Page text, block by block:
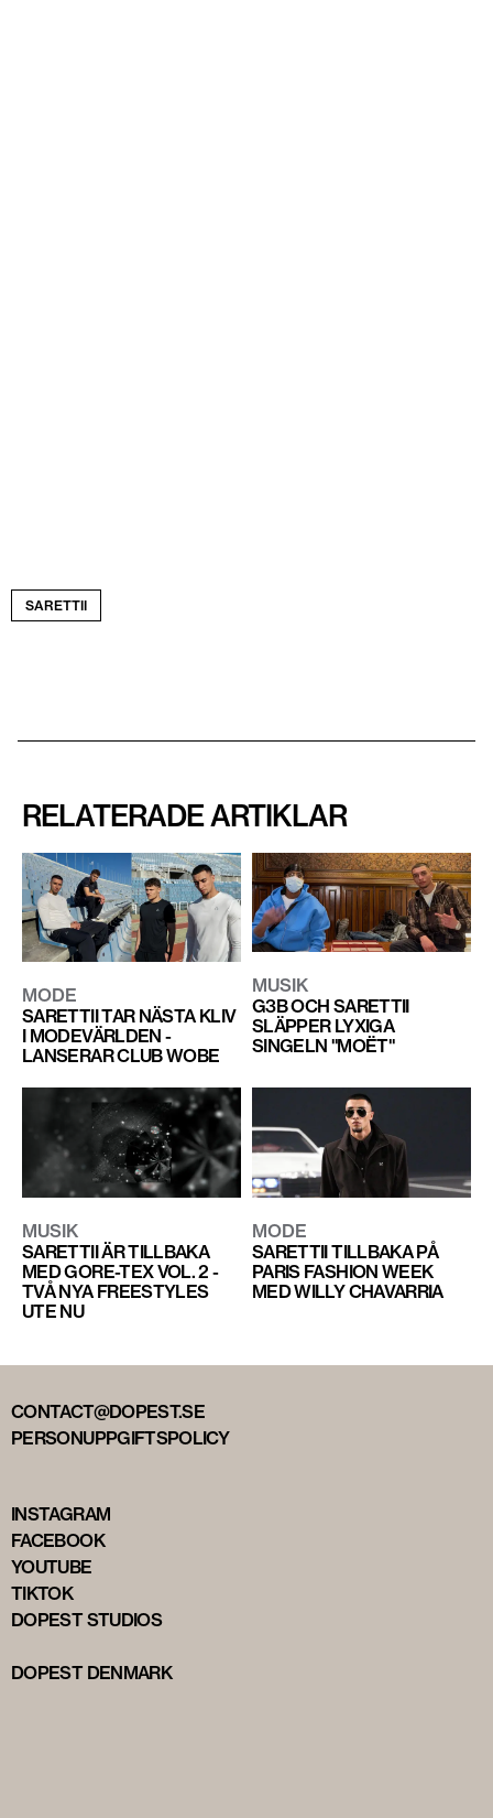
SARETTII
RELATERADE ARTIKLAR
MODE
SARETTII TAR NÄSTA KLIV
I MODEVÄRLDEN -
LANSERAR CLUB WOBE
MUSIK
G3B OCH SARETTII
SLÄPPER LYXIGA
SINGELN "MOËT"
MUSIK
SARETTII ÄR TILLBAKA
MED GORE-TEX VOL. 2 -
TVÅ NYA FREESTYLES
UTE NU
MODE
SARETTII TILLBAKA PÅ
PARIS FASHION WEEK
MED WILLY CHAVARRIA
CONTACT@DOPEST.SE
PERSONUPPGIFTSPOLICY
INSTAGRAM
FACEBOOK
YOUTUBE
TIKTOK
DOPEST STUDIOS
DOPEST DENMARK